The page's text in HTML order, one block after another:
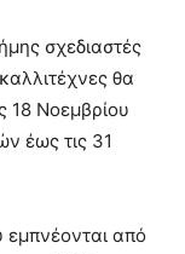
σχεδιαστές
θα
18 Νοεμβρίου
έως τις 31
εμπνέονται από